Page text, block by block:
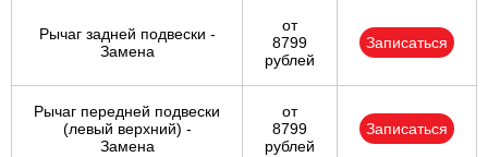
Рычаг задней подвески -
Замена
от
8799
рублей
Записаться
Рычаг передней подвески
(левый верхний) -
Замена
от
8799
рублей
Записаться